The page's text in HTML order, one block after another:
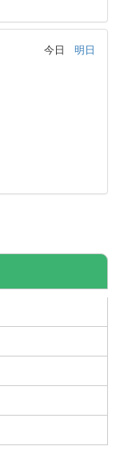
今日 明日